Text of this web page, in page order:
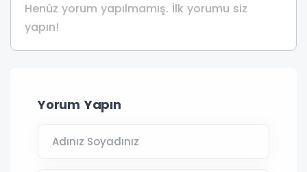
Henüz yorum yapılmamış. İlk yorumu siz
yapın!
Yorum Yapın